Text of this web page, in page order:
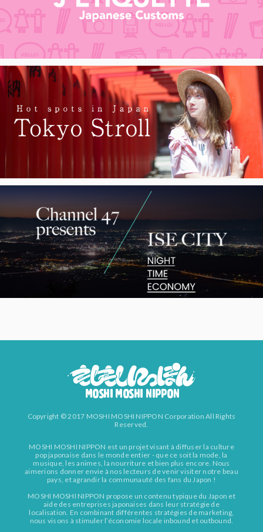
Copyright © 2017 MOSHI MOSHI NIPPON Corporation All Rights
Reserved.
MOSHI MOSHI NIPPON est un projet visant à diffuser la culture
pop japonaise dans le monde entier - que ce soit la mode, la
musique, les animes, la nourriture et bien plus encore. Nous
aimerions donner envie à nos lecteurs de venir visiter notre beau
pays, et agrandir la communauté des fans du Japon !
MOSHI MOSHI NIPPON propose un contenu typique du Japon et
aide des entreprises japonaises dans leur stratégie de
localisation. En combinant différentes stratégies de marketing,
nous visons à stimuler l’économie locale inbound et outbound.